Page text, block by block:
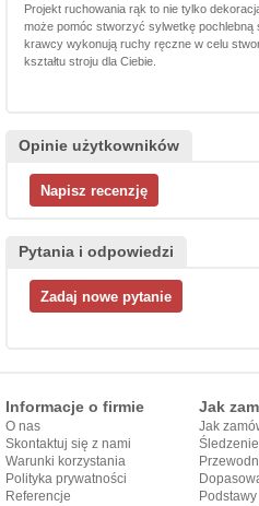
Projekt ruchowania rąk to nie tylko
może pomóc stworzyć sylwetkę pochlebną
krawcy wykonują ruchy ręczne w celu
kształtu stroju dla Ciebie.
Opinie użytkowników
Pytania i odpowiedzi
Informacje o firmie
O nas
Skontaktuj się z nami
Warunki korzystania
Polityka prywatności
Referencje
Jak
Jak